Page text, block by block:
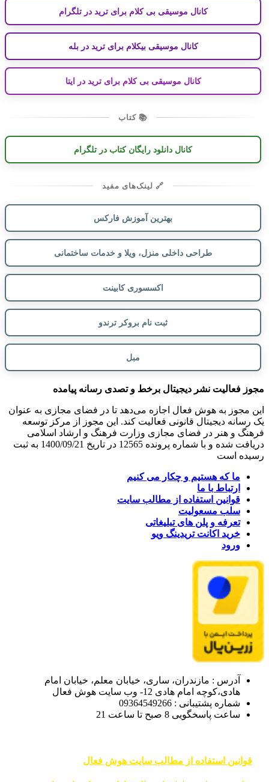
کانال موسیقی بی کلام برای ترید در تلگرام
کانال موسیقی بیکلام برای ترید در بله
کانال موسیقی بی کلام برای ترید در ایتا
📚 کتاب
کانال دانلود رایگان کتاب در تلگرام
🔗 لینک‌های مفید
بهترین آموزش فارکس
طراحی داخلی منزل، ویلا و خدمات ساختمانی
اکسسوری کابینت
ثبت نام بروکر ترندو
مبل
مجوز فعالیت نشر دیجیتال برخط و تصدی رسانه پیامده
این مجوز به هوش فعال اجازه می‌دهد تا در فضای مجازی به عنوان
یک رسانه دیجیتال قانونی فعالیت کند. این مجوز از مرکز توسعه
فرهنگ و هنر در فضای مجازی وزارت فرهنگ و ارشاد اسلامی
دریافت شده و با شماره پرونده 12565 در تاریخ 1400/09/21 به ثبت
رسیده است
ما که هستیم و چکار می کنیم
ارتباط با ما
قوانین استفاده از مطالب سایت
سلب مسعولیت
تعرفه و پلن های تبلیغاتی
خرید اکانت تریدینگ ویو
ورود
آدرس : مازندران، ساری، خیابان معلم، خیابان امام
هادی،کوچه امام هادی 12- وب سایت هوش فعال
شماره پشتیبانی : 09364549266
ساعت پاسخگویی 8 صبح تا ساعت 21
قوانین استفاده از مطالب سایت هوش فعال